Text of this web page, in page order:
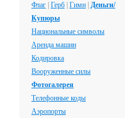
Флаг Герб Гимн Деньги/
Купюры
Национальные символы
Аренда машин
Кодировка
Вооруженные силы
Фотогалерея
Телефонные коды
Аэропорты